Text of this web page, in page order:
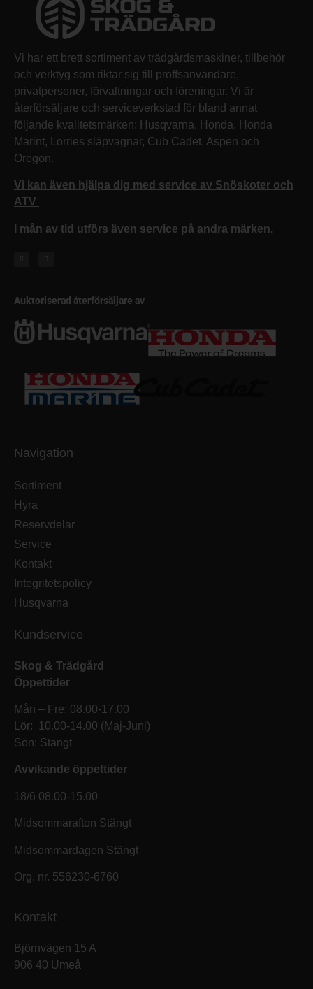
Vi har ett brett sortiment av trädgårdsmaskiner, tillbehör
och verktyg som riktar sig till proffsanvändare,
privatpersoner, förvaltningar och föreningar. Vi är
återförsäljare och serviceverkstad för bland annat
följande kvalitetsmärken: Husqvarna, Honda, Honda
Marint, Lorries släpvagnar, Cub Cadet, Aspen och
Oregon.
Vi kan även hjälpa dig med service av Snöskoter och
ATV
I mån av tid utförs även service på andra märken.
Auktoriserad återförsäljare av
Navigation
Sortiment
Hyra
Reservdelar
Service
Kontakt
Integritetspolicy
Husqvarna
Kundservice
Skog & Trädgård
Öppettider
Mån – Fre: 08.00-17.00
Lör: 10.00-14.00 (Maj-Juni)
Sön: Stängt
Avvikande öppettider
18/6 08.00-15.00
Midsommarafton Stängt
Midsommardagen Stängt
Org. nr. 556230-6760
Kontakt
Björnvägen 15 A
906 40 Umeå